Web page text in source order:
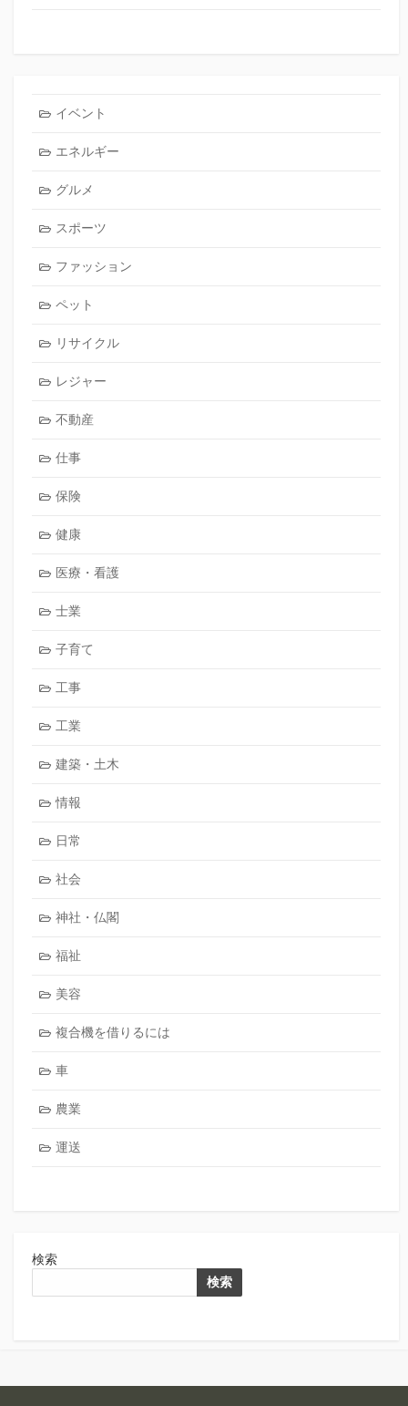
イベント
エネルギー
グルメ
スポーツ
ファッション
ペット
リサイクル
レジャー
不動産
仕事
保険
健康
医療・看護
士業
子育て
工事
工業
建築・土木
情報
日常
社会
神社・仏閣
福祉
美容
複合機を借りるには
車
農業
運送
検索
検索